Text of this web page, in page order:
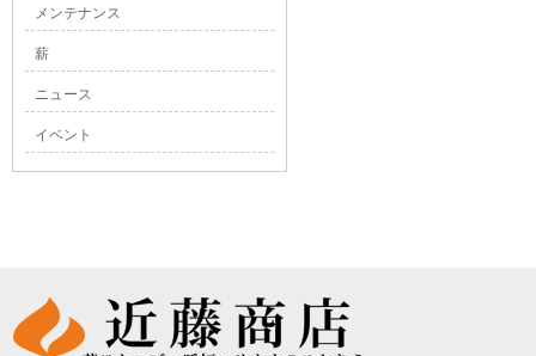
メンテナンス
薪
ニュース
イベント